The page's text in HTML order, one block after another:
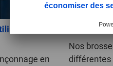
en
Brosses
Nos
différentes